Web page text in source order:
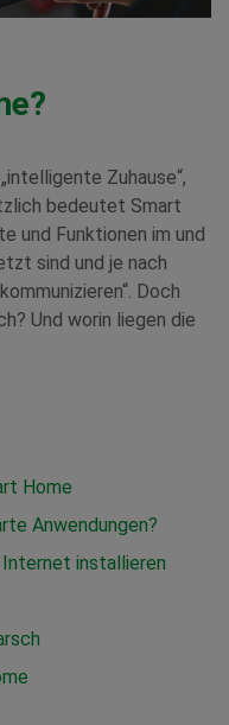
Zuhause“,
bedeutet Smart
und Funktionen im und
sind und je nach
Doch
Und worin liegen die
Home
Anwendungen?
installieren